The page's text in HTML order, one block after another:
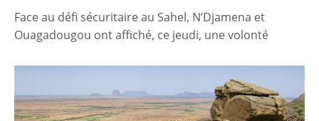
Face au défi sécuritaire au Sahel, N’Djamena et
Ouagadougou ont affiché, ce jeudi, une volonté